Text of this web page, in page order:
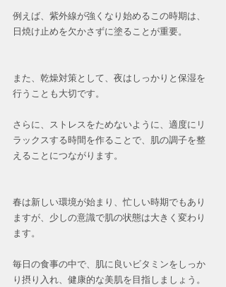
例えば、紫外線が強くなり始めるこの時期は、
日焼け止めを欠かさずに塗ることが重要。
また、乾燥対策として、夜はしっかりと保湿を
行うことも大切です。
さらに、ストレスをためないように、適度にリ
ラックスする時間を作ることで、肌の調子を整
えることにつながります。
春は新しい環境が始まり、忙しい時期でもあり
ますが、少しの意識で肌の状態は大きく変わり
ます。
毎日の食事の中で、肌に良いビタミンをしっか
り摂り入れ、健康的な美肌を目指しましょう。